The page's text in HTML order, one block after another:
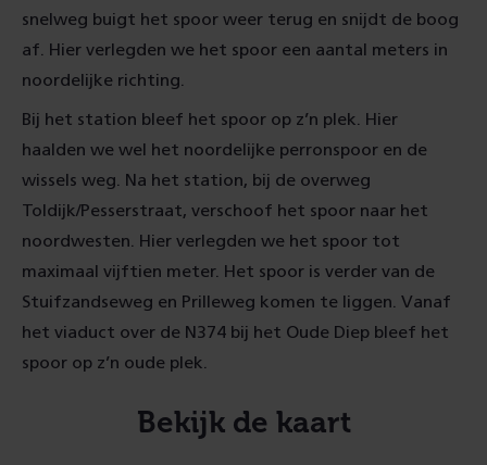
snelweg buigt het spoor weer terug en snijdt de boog
af. Hier verlegden we het spoor een aantal meters in
noordelijke richting.
Bij het station bleef het spoor op z’n plek. Hier
haalden we wel het noordelijke perronspoor en de
wissels weg. Na het station, bij de overweg
Toldijk/Pesserstraat, verschoof het spoor naar het
noordwesten. Hier verlegden we het spoor tot
maximaal vijftien meter. Het spoor is verder van de
Stuifzandseweg en Prilleweg komen te liggen. Vanaf
het viaduct over de N374 bij het Oude Diep bleef het
spoor op z’n oude plek.
Bekijk de kaart